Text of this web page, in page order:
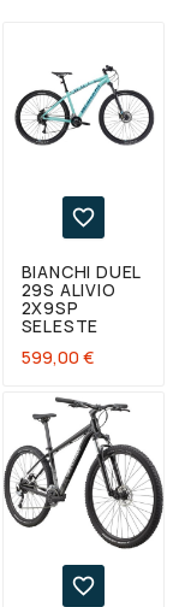

BIANCHI DUEL
29S ALIVIO
2X9SP
SELESTE
599,00 €
